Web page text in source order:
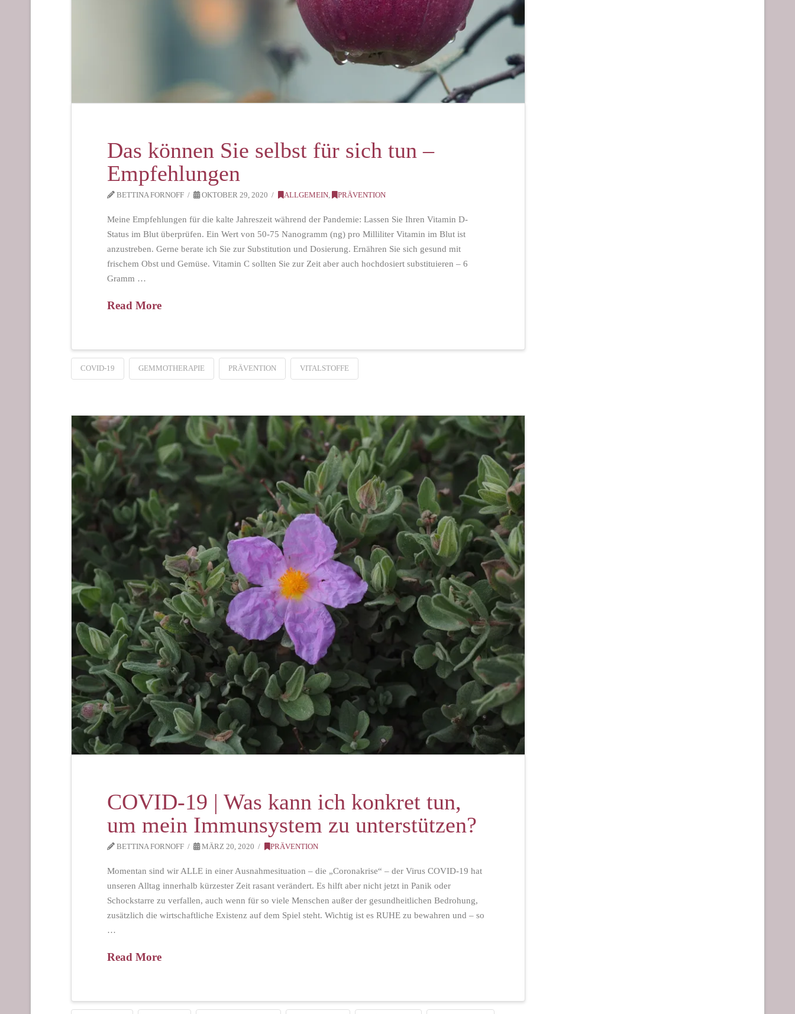
Das können Sie selbst für sich tun –
Empfehlungen
BETTINA FORNOFF OKTOBER 29, 2020 ALLGEMEIN, PRÄVENTION
Meine Empfehlungen für die kalte Jahreszeit während der Pandemie: Lassen Sie Ihren Vitamin D-
Status im Blut überprüfen. Ein Wert von 50-75 Nanogramm (ng) pro Milliliter Vitamin im Blut ist
anzustreben. Gerne berate ich Sie zur Substitution und Dosierung. Ernähren Sie sich gesund mit
frischem Obst und Gemüse. Vitamin C sollten Sie zur Zeit aber auch hochdosiert substituieren – 6
Gramm …
Read More
COVID-19 GEMMOTHERAPIE PRÄVENTION VITALSTOFFE
COVID-19 | Was kann ich konkret tun,
um mein Immunsystem zu unterstützen?
BETTINA FORNOFF MÄRZ 20, 2020 PRÄVENTION
Momentan sind wir ALLE in einer Ausnahmesituation – die „Coronakrise“ – der Virus COVID-19 hat
unseren Alltag innerhalb kürzester Zeit rasant verändert. Es hilft aber nicht jetzt in Panik oder
Schockstarre zu verfallen, auch wenn für so viele Menschen außer der gesundheitlichen Bedrohung,
zusätzlich die wirtschaftliche Existenz auf dem Spiel steht. Wichtig ist es RUHE zu bewahren und – so
…
Read More